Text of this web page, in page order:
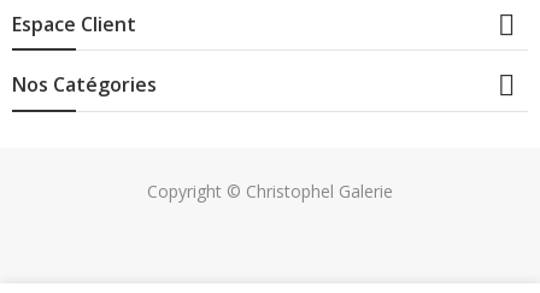
Espace Client 
Nos Catégories 
Copyright © Christophel Galerie